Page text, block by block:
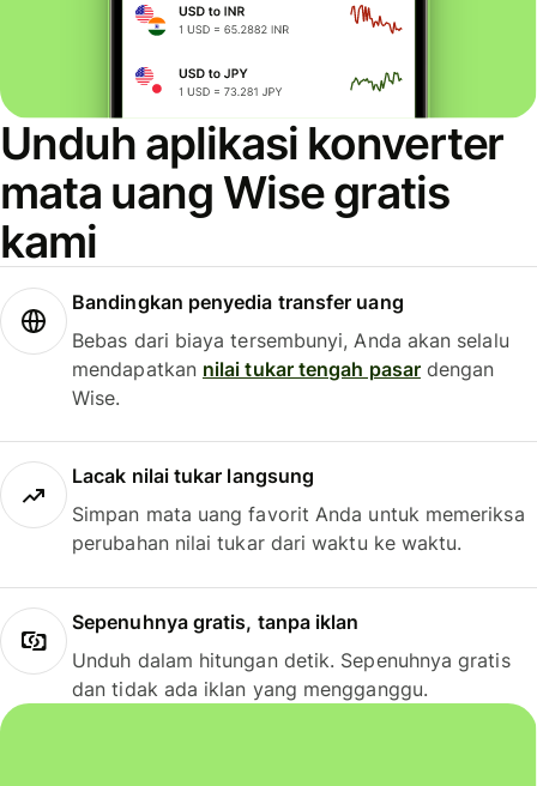
Unduh aplikasi konverter
mata uang Wise gratis
kami
Bandingkan penyedia transfer uang
Bebas dari biaya tersembunyi, Anda akan selalu
mendapatkan nilai tukar tengah pasardengan
Wise.
Lacak nilai tukar langsung
Simpan mata uang favorit Anda untuk memeriksa
perubahan nilai tukar dari waktu ke waktu.
Sepenuhnya gratis, tanpa iklan
Unduh dalam hitungan detik. Sepenuhnya gratis
dan tidak ada iklan yang mengganggu.